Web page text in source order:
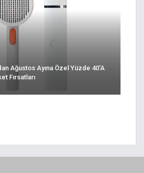
Ağustos Ayına Özel Yüzde 40’a
Fırsatları